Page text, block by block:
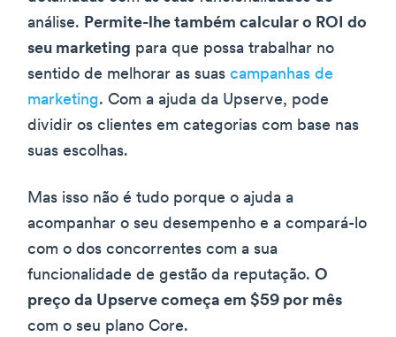
análise. Permite-lhe também calcular o ROI do
seu marketing para que possa trabalhar no
sentido de melhorar as suas campanhas de
marketing. Com a ajuda da Upserve, pode
dividir os clientes em categorias com base nas
suas escolhas.
Mas isso não é tudo porque o ajuda a
acompanhar o seu desempenho e a compará-lo
com o dos concorrentes com a sua
funcionalidade de gestão da reputação. O
preço da Upserve começa em $59 por mês
com o seu plano Core.